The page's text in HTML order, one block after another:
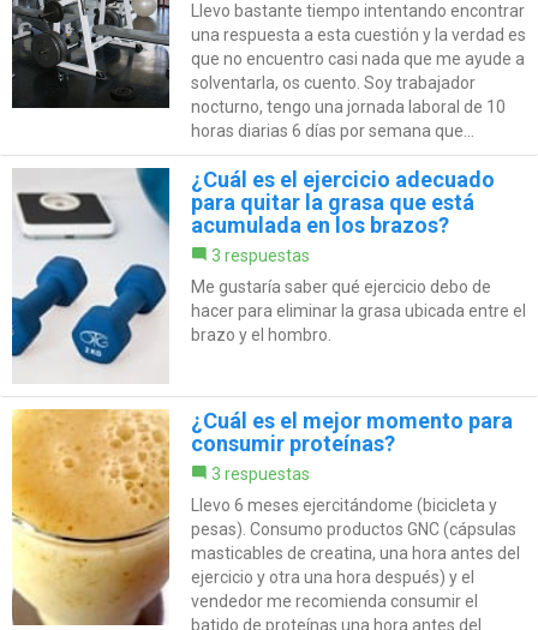
Llevo bastante tiempo intentando encontrar
una respuesta a esta cuestión y la verdad es
que no encuentro casi nada que me ayude a
solventarla, os cuento. Soy trabajador
nocturno, tengo una jornada laboral de 10
horas diarias 6 días por semana que...
¿Cuál es el ejercicio adecuado
para quitar la grasa que está
acumulada en los brazos?
3 respuestas
Me gustaría saber qué ejercicio debo de
hacer para eliminar la grasa ubicada entre el
brazo y el hombro.
¿Cuál es el mejor momento para
consumir proteínas?
3 respuestas
Llevo 6 meses ejercitándome (bicicleta y
pesas). Consumo productos GNC (cápsulas
masticables de creatina, una hora antes del
ejercicio y otra una hora después) y el
vendedor me recomienda consumir el
batido de proteínas una hora antes del